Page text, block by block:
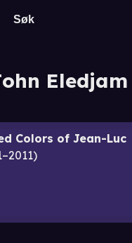
Eledjam
Colors of Jean-Luc